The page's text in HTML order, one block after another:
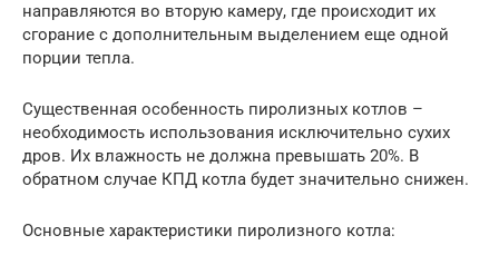
направляются во вторую камеру, где происходит их
сгорание с дополнительным выделением еще одной
порции тепла.
Существенная особенность пиролизных котлов –
необходимость использования исключительно сухих
дров. Их влажность не должна превышать 20%. В
обратном случае КПД котла будет значительно снижен.
Основные характеристики пиролизного котла: